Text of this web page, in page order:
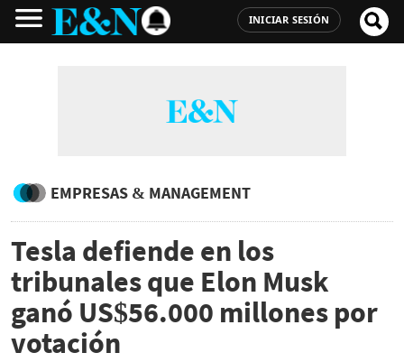
INICIAR SESIÓN
EMPRESAS & MANAGEMENT
Tesla defiende en los
tribunales que Elon Musk
ganó US$56.000 millones por
votación